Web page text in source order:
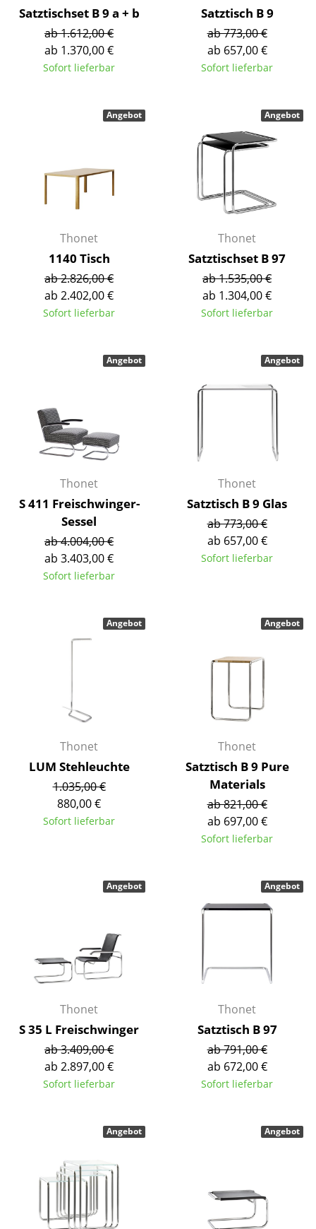
Aufbewahren
Regale & Schränke
TV Möbel
Beistell- & Rollcontainer
Barmöbel
Garderoben
Kleinaufbewahrung
Einzelteile
Hängeleuchten & Deckenleuchten
Tischleuchten
Stehleuchten & Leseleuchten
Bodenleuchten
Wandleuchten
Outdoor-Leuchten
... alle Leuchten
Doppelbetten
Kinderbetten
Nachttische & Bettzubehör
Figuren & Miniaturen
Vasen
Tabletts
Büroutensilien
Aufbewahrungsboxen
Teppiche
Vorhänge
... alle Accessoires
Satztischset B 9 a + b
ab 1.612,00 €
ab 1.370,00 €
Sofort lieferbar
Satztisch B 9
ab 773,00 €
ab 657,00 €
Sofort lieferbar
Thonet
1140 Tisch
ab 2.826,00 €
ab 2.402,00 €
Sofort lieferbar
Angebot
Thonet
Satztischset B 97
ab 1.535,00 €
ab 1.304,00 €
Sofort lieferbar
Angebot
Thonet
S 411 Freischwinger-
Sessel
ab 4.004,00 €
ab 3.403,00 €
Sofort lieferbar
Angebot
Thonet
Satztisch B 9 Glas
ab 773,00 €
ab 657,00 €
Sofort lieferbar
Angebot
Thonet
LUM Stehleuchte
1.035,00 €
880,00 €
Sofort lieferbar
Angebot
Thonet
Satztisch B 9 Pure
Materials
ab 821,00 €
ab 697,00 €
Sofort lieferbar
Angebot
Thonet
S 35 L Freischwinger
ab 3.409,00 €
ab 2.897,00 €
Sofort lieferbar
Angebot
Thonet
Satztisch B 97
ab 791,00 €
ab 672,00 €
Sofort lieferbar
Angebot
Angebot Angebot